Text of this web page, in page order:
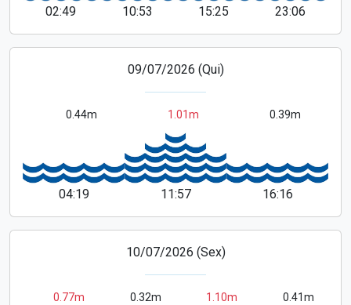
02:49 10:53 15:25 23:06
09/07/2026 (Qui)
0.44m
04:19
1.01m
11:57
0.39m
16:16
10/07/2026 (Sex)
0.77m 0.32m 1.10m 0.41m